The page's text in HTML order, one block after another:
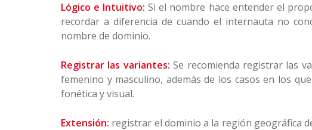
Lógico e Intuitivo: Si el nombre hace entender el
recordar a diferencia de cuando el internauta no
nombre de dominio.
Registrar las variantes:Se recomienda registrar las
femenino y masculino, además de los casos en los
fonética y visual.
Extensión: registrar el dominio a la región geográfica